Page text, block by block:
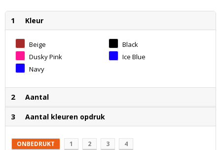
1 Kleur
Beige
Black
Dusky Pink
Ice Blue
Navy
2 Aantal
3 Aantal kleuren opdruk
ONBEDRUKT 1 2 3 4